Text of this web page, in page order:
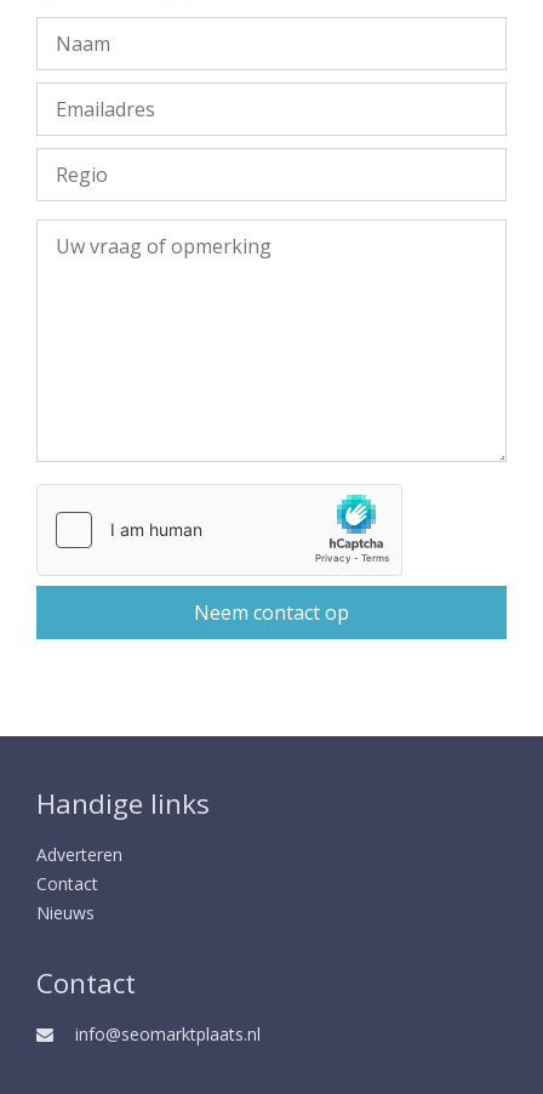
Handige links
Adverteren
Contact
Nieuws
Contact
info@seomarktplaats.nl